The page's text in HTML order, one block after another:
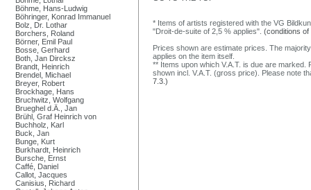
Böhme, Hans-Ludwig
Böhringer, Konrad Immanuel
Bolz, Dr. Lothar
Borchers, Roland
Börner, Emil Paul
Bosse, Gerhard
Both, Jan Dircksz
Brandt, Heinrich
Brendel, Michael
Breyer, Robert
Brockhage, Hans
Bruchwitz, Wolfgang
Brueghel d.Ä., Jan
Brühl, Graf Heinrich von
Buchholz, Karl
Buck, Jan
Bunge, Kurt
Burkhardt, Heinrich
Bursche, Ernst
Caffé, Daniel
Callot, Jacques
Canisius, Richard
* Items of artists registered with the VG
"Droit-de-suite of 2,5 % applies". (conditions of
Prices shown are estimate prices. The
applies on the item itself.
** Items upon which V.A.T. is due are
shown incl. V.A.T. (gross price). Please note
7.3.)